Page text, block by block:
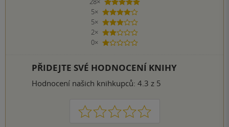
5 hvězdiček
5×
4 hvězdičky
5×
3 hvězdičky
2×
2 hvězdičky
0×
1 hvezdička
PŘIDEJTE SVÉ HODNOCENÍ KNIHY
Hodnocení našich knihkupců: 4.3 z 5
1 2 3 4 5